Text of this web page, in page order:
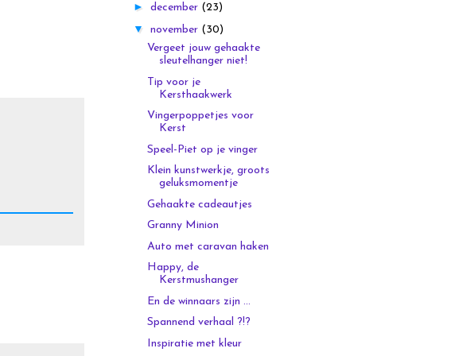
► december (23)
▼ november (30)
Vergeet jouw gehaakte
sleutelhanger niet!
Tip voor je
Kersthaakwerk
Vingerpoppetjes voor
Kerst
Speel-Piet op je vinger
Klein kunstwerkje, groots
geluksmomentje
Gehaakte cadeautjes
Granny Minion
Auto met caravan haken
Happy, de
Kerstmushanger
En de winnaars zijn ...
Spannend verhaal ?!?
Inspiratie met kleur